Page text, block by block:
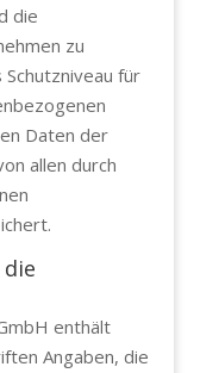
die
zu
für
Daten der
allen durch
enthält
Angaben, die